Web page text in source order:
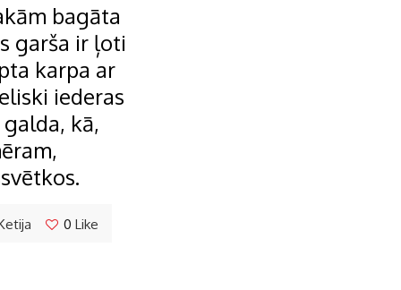
bagāta
garša ir ļoti
karpa ar
iederas
kā,
0 Like